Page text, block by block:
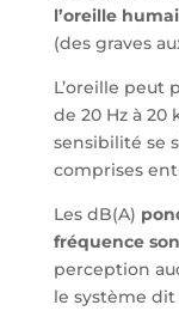
l’oreille
(des graves
L’oreille peut
de 20 Hz à 20
sensibilité se
comprises
Les dB(A)
fréquence
perception
le système